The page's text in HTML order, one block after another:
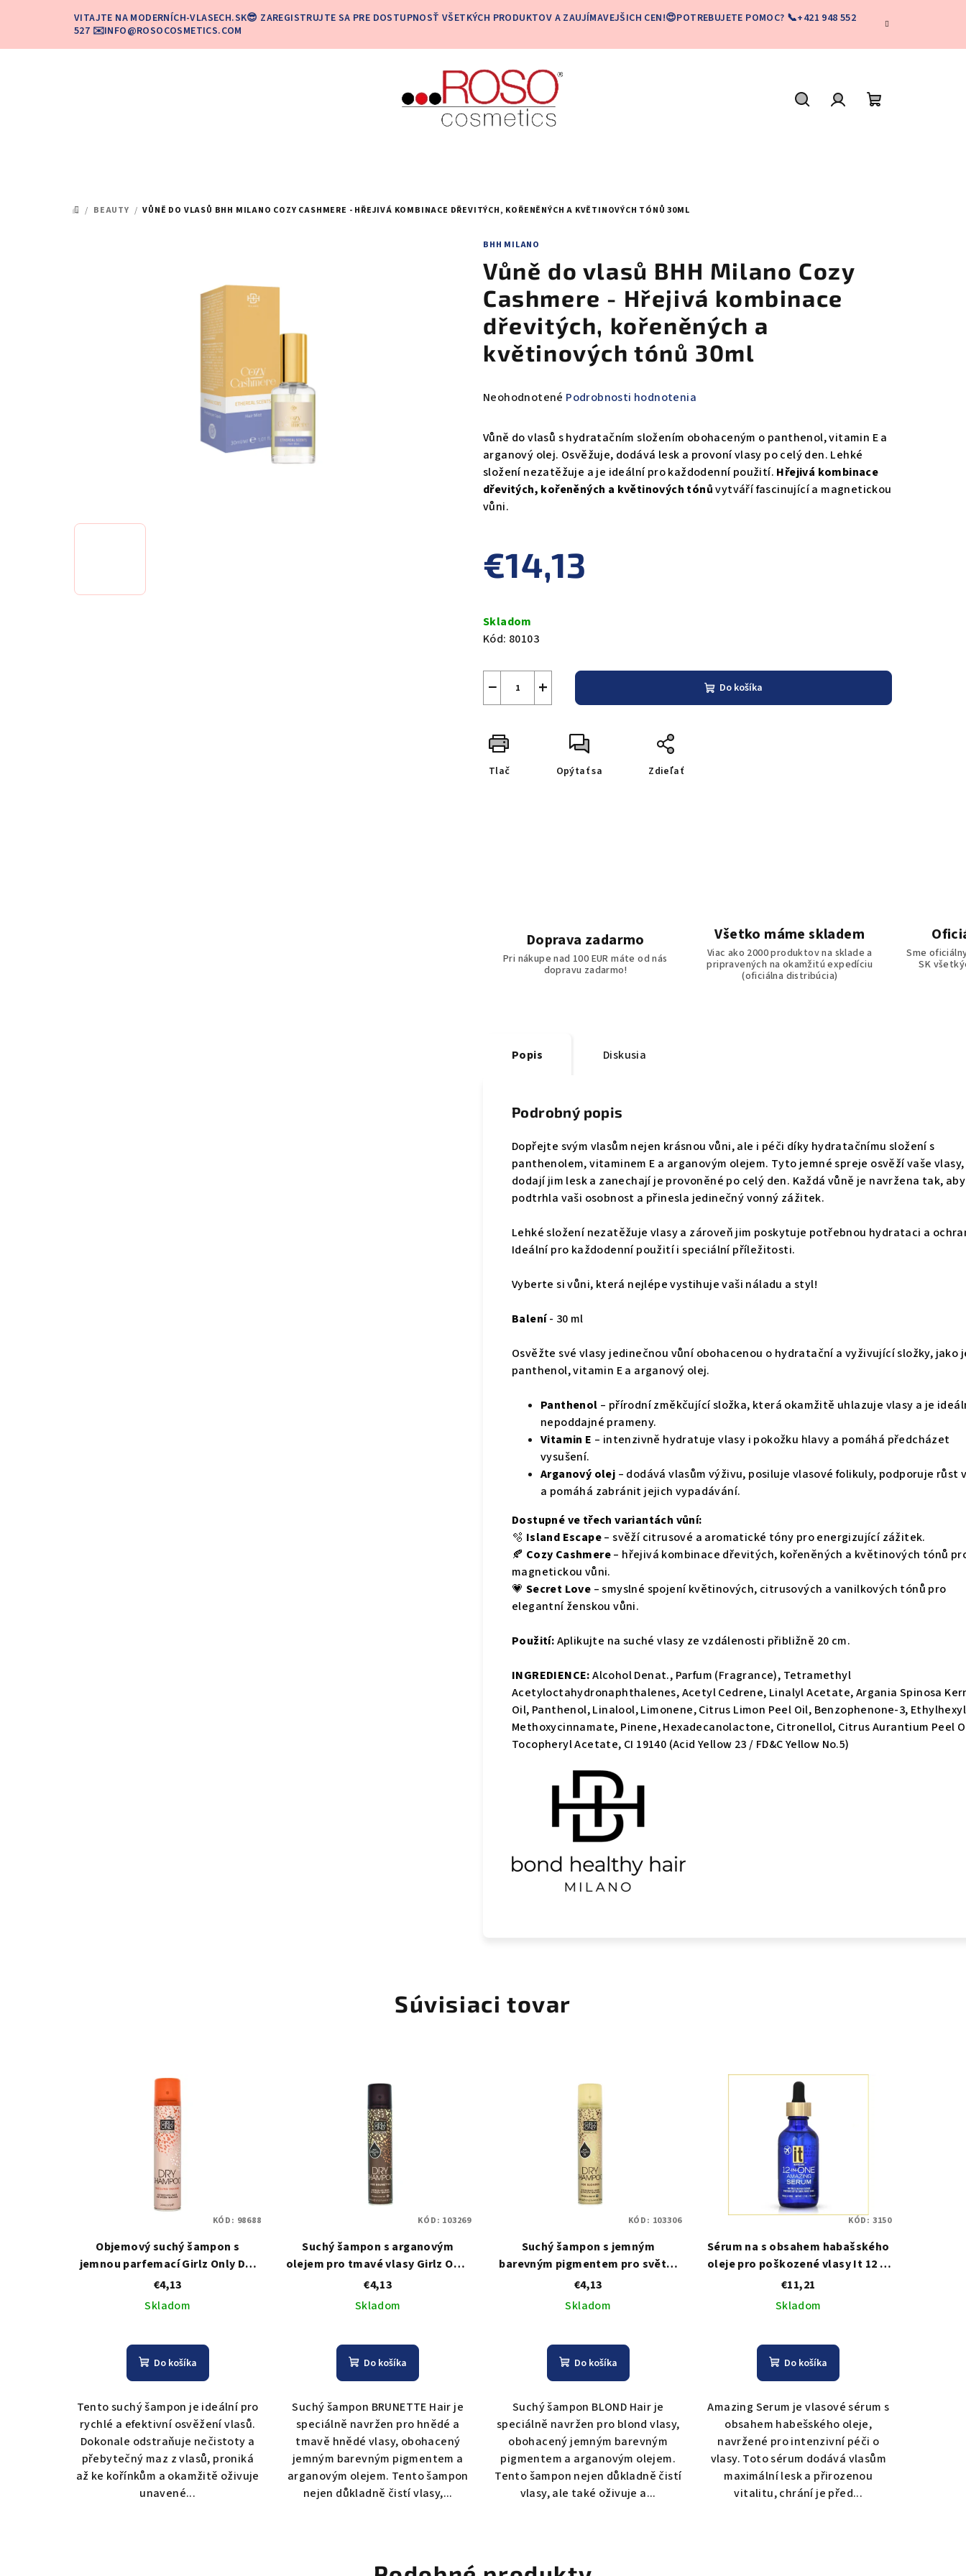
VITAJTE NA MODERNÍCH-VLASECH.SK😎 ZAREGISTRUJTE SA PRE DOSTUPNOSŤ VŠETKÝCH PRODUKTOV A ZAUJÍMAVEJŠICH CEN!😍POTREBUJETE POMOC? 📞+421 948 552
527 ✉️INFO@ROSOCOSMETICS.COM
DOMOV
/ BEAUTY / VŮNĚ DO VLASŮ BHH MILANO COZY CASHMERE - HŘEJIVÁ KOMBINACE DŘEVITÝCH, KOŘENĚNÝCH A KVĚTINOVÝCH TÓNŮ 30ML
BHH MILANO
Vůně do vlasů BHH Milano Cozy
Cashmere - Hřejivá kombinace
dřevitých, kořeněných a
květinových tónů 30ml
Priemerné
produktu
0,0
z
Neohodnotené Podrobnosti hodnotenia
Vůně do vlasů s hydratačním složením obohaceným o panthenol, vitamin E a
arganový olej. Osvěžuje, dodává lesk a provoní vlasy po celý den. Lehké
složení nezatěžuje a je ideální pro každodenní použití. Hřejivá kombinace
dřevitých, kořeněných a květinových tónůvytváří fascinující a magnetickou
vůni.
€14,13
cena:
Skladom
Kód: 80103
+
− Do košíka
Tlač Opýtať sa Zdieľať
Doprava zadarmo
Pri nákupe nad 100 EUR máte od nás
dopravu zadarmo!
Všetko máme skladem
Viac ako 2000 produktov na sklade a
pripravených na okamžitú expedíciu
(oficiálna distribúcia)
Sme
SK
Popis Diskusia
Podrobný popis
Dopřejte svým vlasům nejen krásnou vůni, ale i péči díky hydratačnímu složení s
panthenolem, vitaminem E a arganovým olejem. Tyto jemné spreje osvěží vaše vlasy,
dodají jim lesk a zanechají je provoněné po celý den. Každá vůně je navržena tak, aby
podtrhla vaši osobnost a přinesla jedinečný vonný zážitek.
Lehké složení nezatěžuje vlasy a zároveň jim poskytuje potřebnou hydrataci a
Ideální pro každodenní použití i speciální příležitosti.
Vyberte si vůni, která nejlépe vystihuje vaši náladu a styl!
Balení- 30 ml
Osvěžte své vlasy jedinečnou vůní obohacenou o hydratační a vyživující složky, jako
panthenol, vitamin E a arganový olej.
Panthenol – přírodní změkčující složka, která okamžitě uhlazuje vlasy a je
nepoddajné prameny.
Vitamin E – intenzivně hydratuje vlasy i pokožku hlavy a pomáhá předcházet
vysušení.
Arganový olej – dodává vlasům výživu, posiluje vlasové folikuly, podporuje růst
a pomáhá zabránit jejich vypadávání.
Dostupné ve třech variantách vůní:
🫧 Island Escape– svěží citrusové a aromatické tóny pro energizující zážitek.
🍂 Cozy Cashmere– hřejivá kombinace dřevitých, kořeněných a květinových tónů
magnetickou vůni.
💗 Secret Love – smyslné spojení květinových, citrusových a vanilkových tónů pro
elegantní ženskou vůni.
Použití:Aplikujte na suché vlasy ze vzdálenosti přibližně 20 cm.
INGREDIENCE:Alcohol Denat., Parfum (Fragrance), Tetramethyl
Acetyloctahydronaphthalenes, Acetyl Cedrene, Linalyl Acetate, Argania Spinosa
Oil, Panthenol, Linalool, Limonene, Citrus Limon Peel Oil, Benzophenone-3, Ethylhexyl
Methoxycinnamate, Pinene, Hexadecanolactone, Citronellol, Citrus Aurantium Peel
Tocopheryl Acetate, CI 19140 (Acid Yellow 23 / FD&C Yellow No.5)
Súvisiaci tovar
Objemový suchý šampon s
jemnou parfemací Girlz Only Dry
Shampoo Dazzling Volume - 200
ml
€4,13
Skladom
Do košíka
Tento suchý šampon je ideální pro
rychlé a efektivní osvěžení vlasů.
Dokonale odstraňuje nečistoty a
přebytečný maz z vlasů, proniká
až ke kořínkům a okamžitě oživuje
unavené...
KÓD: 98688
Suchý šampon s arganovým
olejem pro tmavé vlasy Girlz Only
Dry Shampoo For Brunettes - 200
ml
€4,13
Skladom
Do košíka
Suchý šampon BRUNETTE Hair je
speciálně navržen pro hnědé a
tmavě hnědé vlasy, obohacený
jemným barevným pigmentem a
arganovým olejem. Tento šampon
nejen důkladně čistí vlasy,...
KÓD: 103269
Suchý šampon s jemným
barevným pigmentem pro světlé
vlasy Girlz Only Dry Shampoo For
Blondes - 200 ml
€4,13
Skladom
Do košíka
Suchý šampon BLOND Hair je
speciálně navržen pro blond vlasy,
obohacený jemným barevným
pigmentem a arganovým olejem.
Tento šampon nejen důkladně čistí
vlasy, ale také oživuje a...
KÓD: 103306
Sérum na s obsahem habašského
oleje pro poškozené vlasy It 12 in
One Amazing Serum - 50 ml
€11,21
Skladom
Do košíka
Amazing Serum je vlasové sérum s
obsahem habešského oleje,
navržené pro intenzivní péči o
vlasy. Toto sérum dodává vlasům
maximální lesk a přirozenou
vitalitu, chrání je před...
KÓD: 3150